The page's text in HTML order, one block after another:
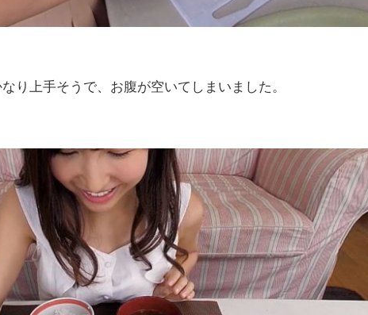
り上手そうで、お腹が空いてしまいました。